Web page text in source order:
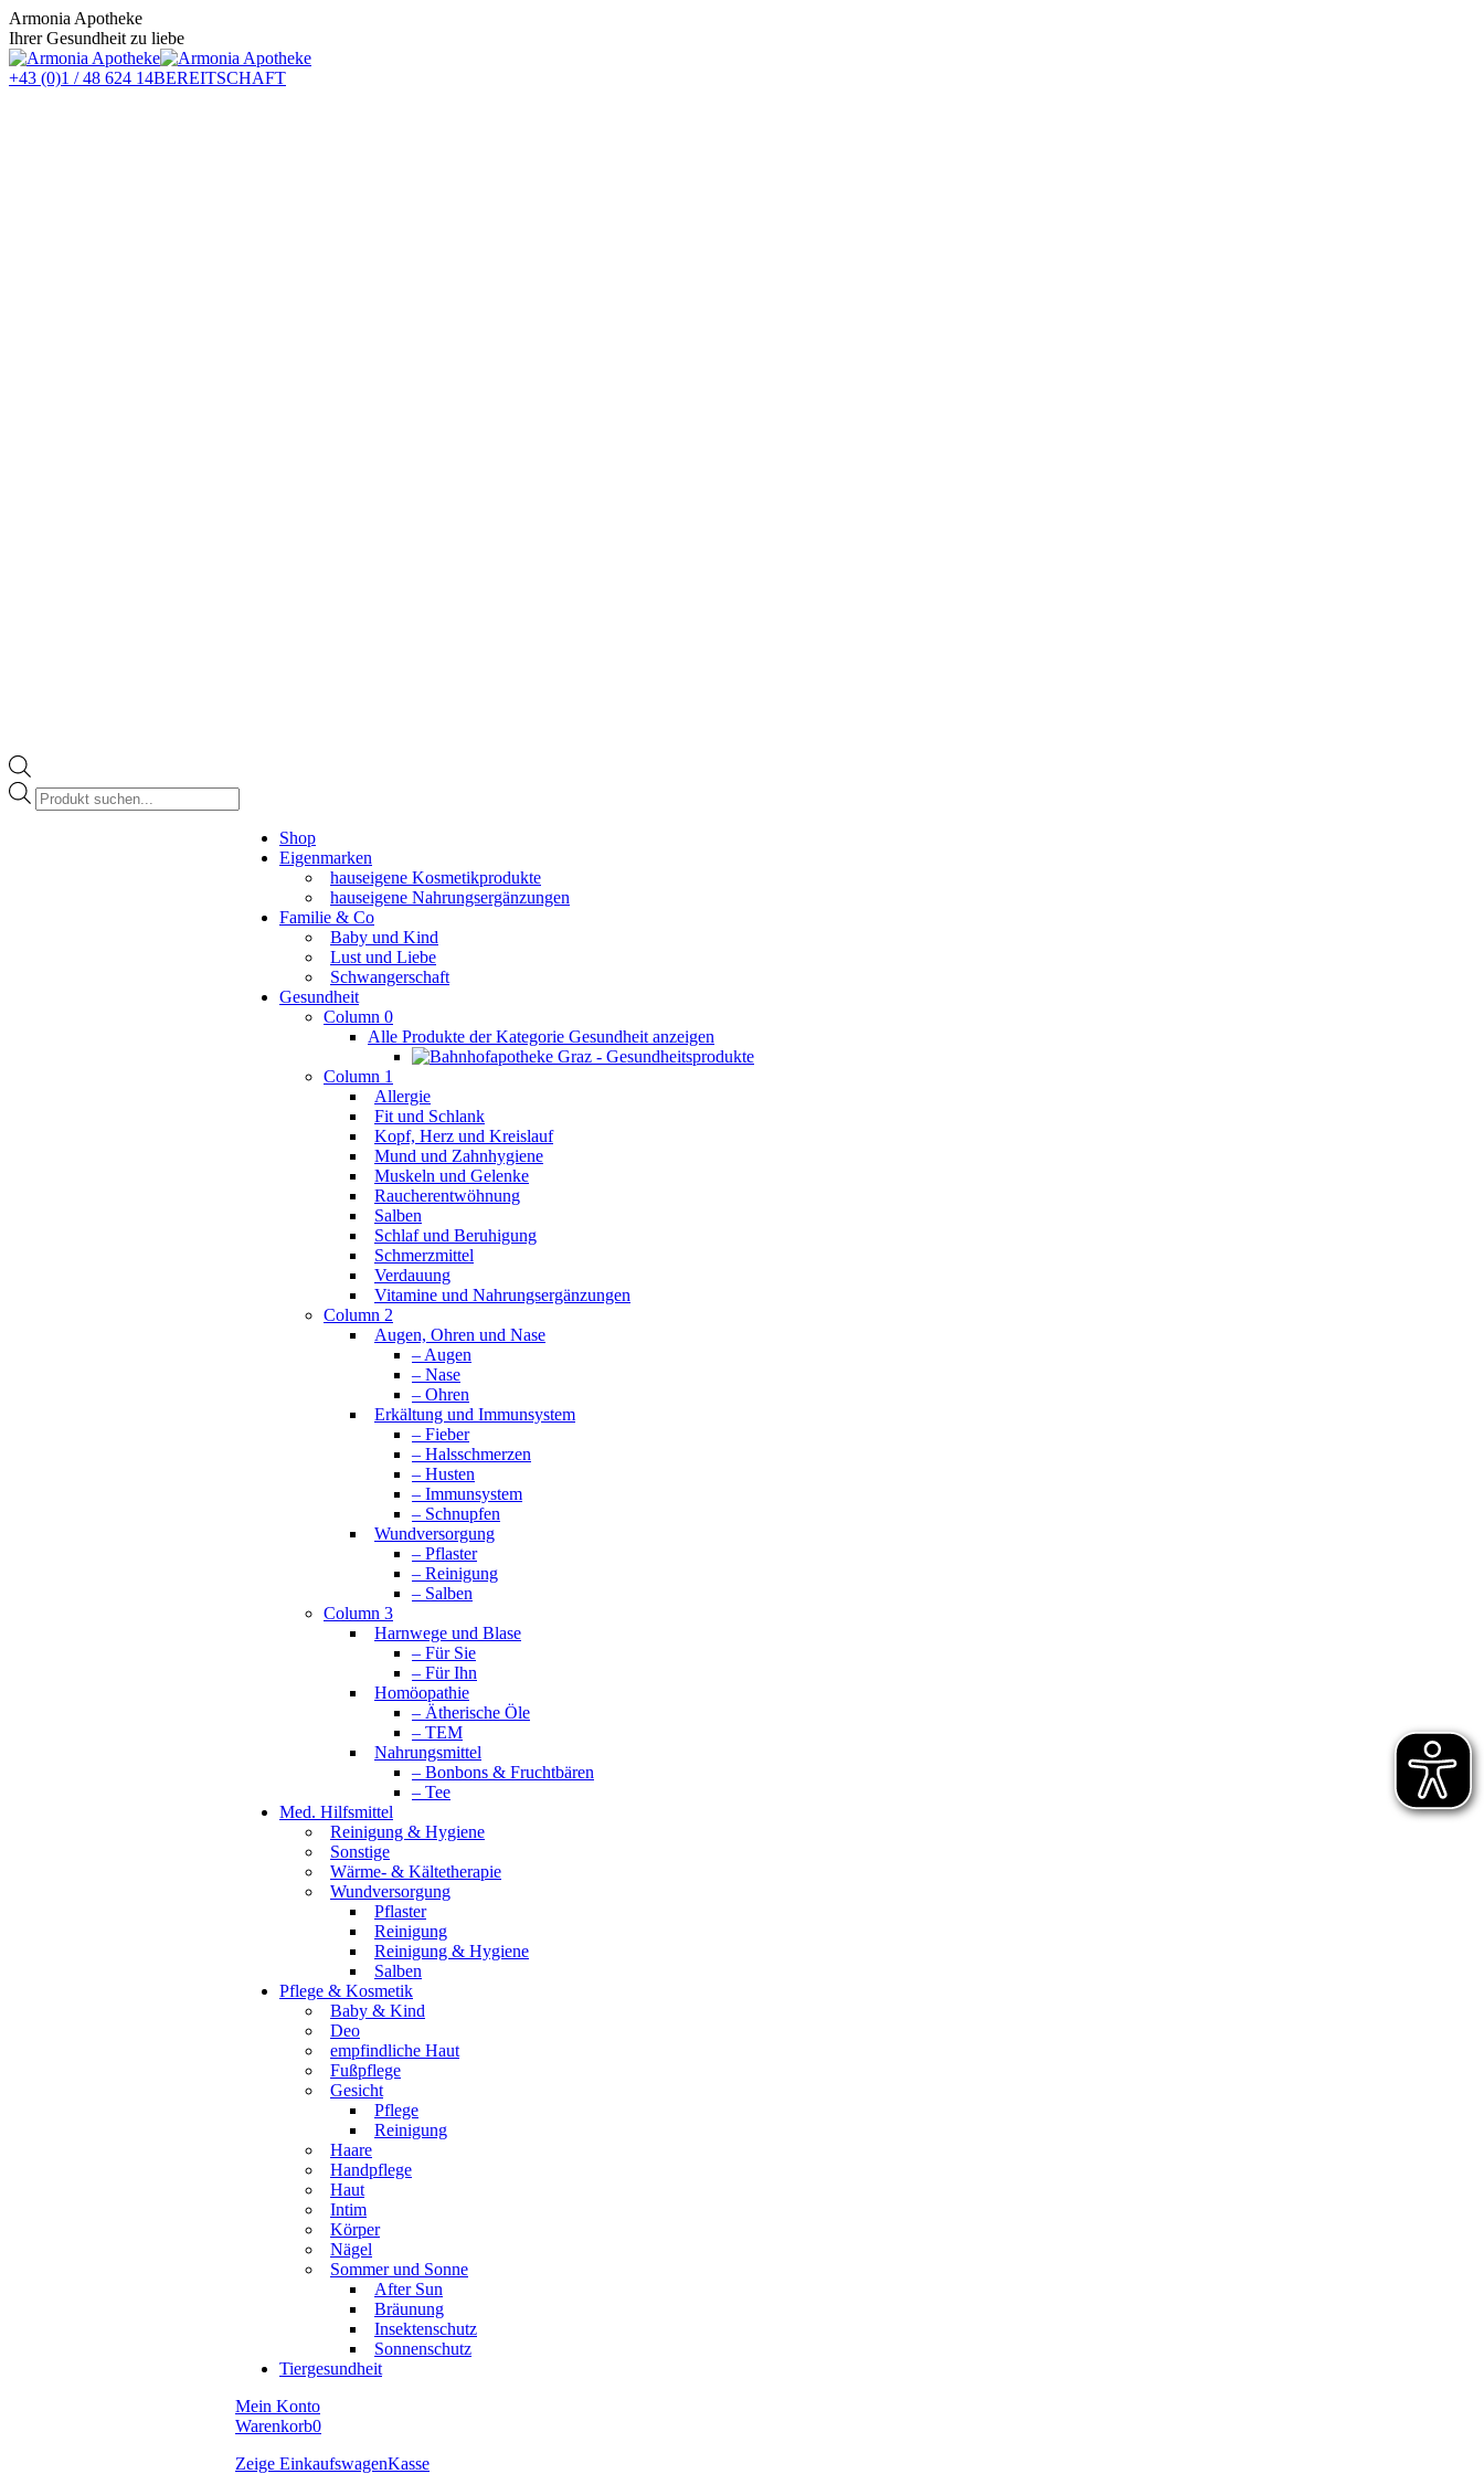
Zum
Inhalt
springen
Armonia Apotheke
Ihrer Gesundheit zu liebe
+43 (0)1 / 48 624 14BEREITSCHAFT
Products
search
Shop
Eigenmarken
hauseigene Kosmetikprodukte
hauseigene Nahrungsergänzungen
Familie & Co
Baby und Kind
Lust und Liebe
Schwangerschaft
Gesundheit
Column 0
Alle Produkte der Kategorie Gesundheit anzeigen
Column 1
Allergie
Fit und Schlank
Kopf, Herz und Kreislauf
Mund und Zahnhygiene
Muskeln und Gelenke
Raucherentwöhnung
Salben
Schlaf und Beruhigung
Schmerzmittel
Verdauung
Vitamine und Nahrungsergänzungen
Column 2
Augen, Ohren und Nase
– Augen
– Nase
– Ohren
Erkältung und Immunsystem
– Fieber
– Halsschmerzen
– Husten
– Immunsystem
– Schnupfen
Wundversorgung
– Pflaster
– Reinigung
– Salben
Column 3
Harnwege und Blase
– Für Sie
– Für Ihn
Homöopathie
– Ätherische Öle
– TEM
Nahrungsmittel
– Bonbons & Fruchtbären
– Tee
Med. Hilfsmittel
Reinigung & Hygiene
Sonstige
Wärme- & Kältetherapie
Wundversorgung
Pflaster
Reinigung
Reinigung & Hygiene
Salben
Pflege & Kosmetik
Baby & Kind
Deo
empfindliche Haut
Fußpflege
Gesicht
Pflege
Reinigung
Haare
Handpflege
Haut
Intim
Körper
Nägel
Sommer und Sonne
After Sun
Bräunung
Insektenschutz
Sonnenschutz
Tiergesundheit
Mein Konto
Warenkorb0
Zeige EinkaufswagenKasse